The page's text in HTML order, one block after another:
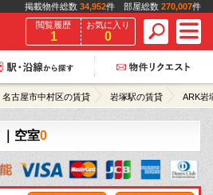
掲載物件総数 34,952件 部屋総数 270,007件
閲覧履歴
1
お気に入り
0
名古屋市中村区の賃貸 岩塚駅の賃貸 ARK岩
｜空室0